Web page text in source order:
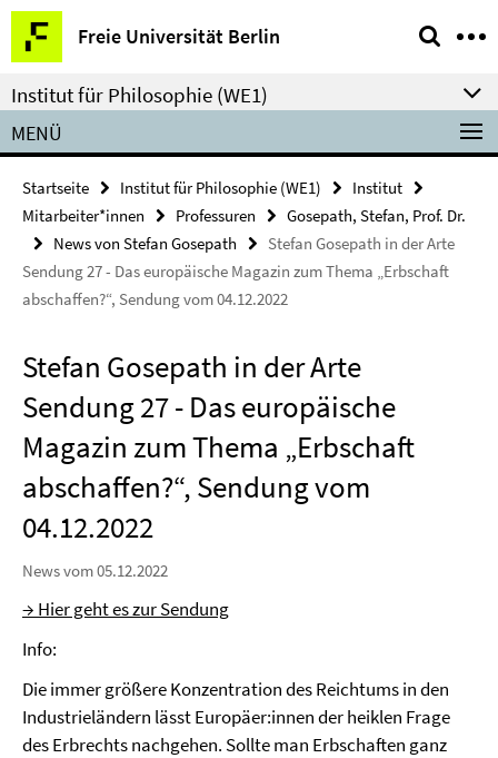
Springe
direkt
zu
Inhalt
Freie Universität Berlin
Service-
Navigation
Institut für Philosophie (WE1)
MENÜ
Startseite Institut für Philosophie (WE1)
Institut
Mitarbeiter*innen
Professuren
Gosepath, Stefan, Prof. Dr.
News von Stefan Gosepath
Stefan Gosepath in der Arte
Sendung 27 - Das europäische Magazin zum Thema „Erbschaft
abschaffen?“, Sendung vom 04.12.2022
Stefan Gosepath in der Arte
Sendung 27 - Das europäische
Magazin zum Thema „Erbschaft
abschaffen?“, Sendung vom
04.12.2022
News vom 05.12.2022
→ Hier geht es zur Sendung
Info:
Die immer größere Konzentration des Reichtums in den
Industrieländern lässt Europäer:innen der heiklen Frage
des Erbrechts nachgehen. Sollte man Erbschaften ganz